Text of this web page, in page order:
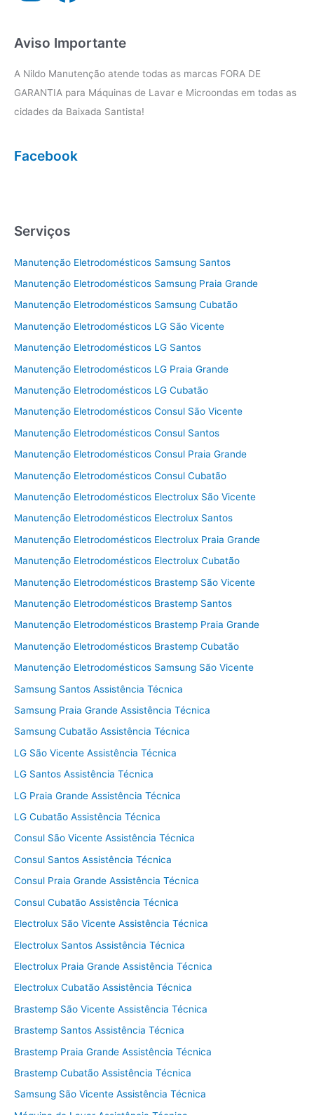
a
m
Aviso Importante
A Nildo Manutenção atende todas as marcas FORA DE
GARANTIA para Máquinas de Lavar e Microondas em todas as
cidades da Baixada Santista!
Facebook
Serviços
Manutenção Eletrodomésticos Samsung Santos
Manutenção Eletrodomésticos Samsung Praia Grande
Manutenção Eletrodomésticos Samsung Cubatão
Manutenção Eletrodomésticos LG São Vicente
Manutenção Eletrodomésticos LG Santos
Manutenção Eletrodomésticos LG Praia Grande
Manutenção Eletrodomésticos LG Cubatão
Manutenção Eletrodomésticos Consul São Vicente
Manutenção Eletrodomésticos Consul Santos
Manutenção Eletrodomésticos Consul Praia Grande
Manutenção Eletrodomésticos Consul Cubatão
Manutenção Eletrodomésticos Electrolux São Vicente
Manutenção Eletrodomésticos Electrolux Santos
Manutenção Eletrodomésticos Electrolux Praia Grande
Manutenção Eletrodomésticos Electrolux Cubatão
Manutenção Eletrodomésticos Brastemp São Vicente
Manutenção Eletrodomésticos Brastemp Santos
Manutenção Eletrodomésticos Brastemp Praia Grande
Manutenção Eletrodomésticos Brastemp Cubatão
Manutenção Eletrodomésticos Samsung São Vicente
Samsung Santos Assistência Técnica
Samsung Praia Grande Assistência Técnica
Samsung Cubatão Assistência Técnica
LG São Vicente Assistência Técnica
LG Santos Assistência Técnica
LG Praia Grande Assistência Técnica
LG Cubatão Assistência Técnica
Consul São Vicente Assistência Técnica
Consul Santos Assistência Técnica
Consul Praia Grande Assistência Técnica
Consul Cubatão Assistência Técnica
Electrolux São Vicente Assistência Técnica
Electrolux Santos Assistência Técnica
Electrolux Praia Grande Assistência Técnica
Electrolux Cubatão Assistência Técnica
Brastemp São Vicente Assistência Técnica
Brastemp Santos Assistência Técnica
Brastemp Praia Grande Assistência Técnica
Brastemp Cubatão Assistência Técnica
Samsung São Vicente Assistência Técnica